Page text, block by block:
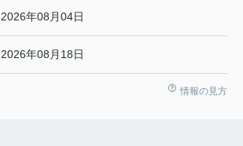
2026年08月04日
2026年08月18日
情報の見方